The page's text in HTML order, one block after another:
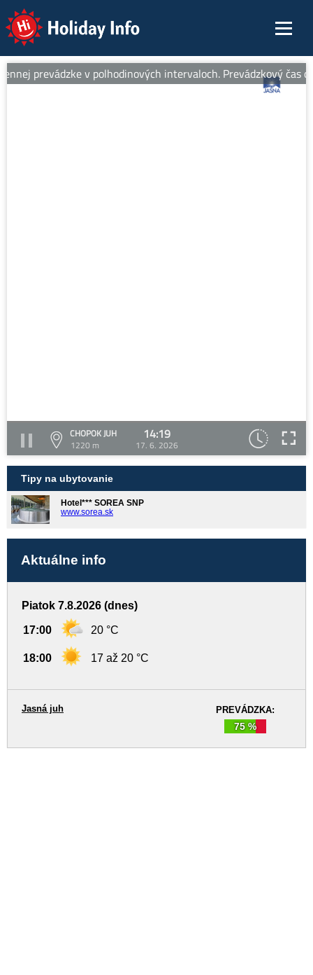
Holiday Info
prevádzke v polhodinových intervaloch. Prevádzkový čas
CHOPOK JUH
1220 m
14:19
17. 6. 2026
Tipy na ubytovanie
Hotel*** SOREA SNP
www.sorea.sk
Aktuálne info
Piatok 7.8.2026 (dnes)
17:00 20 °C
18:00 17 až 20 °C
PREVÁDZKA:
75 %
Jasná juh